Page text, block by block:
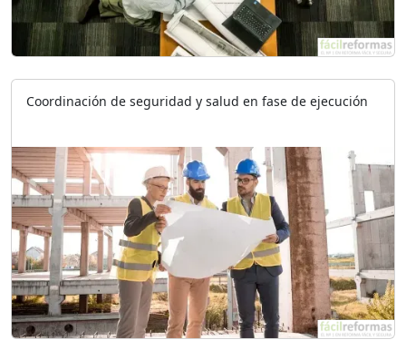
Coordinación de seguridad y salud en fase de ejecución